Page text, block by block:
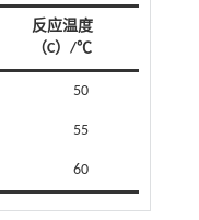
反应温度
（C）/℃
50
55
60